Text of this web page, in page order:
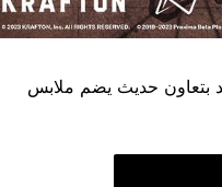
بتعاون حديث يضم ملابس